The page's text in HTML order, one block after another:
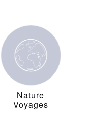
Nature
Voyages